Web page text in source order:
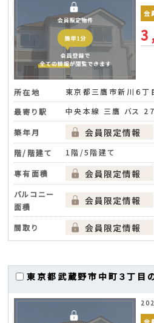
会
所在地
東京都三鷹市新川６丁
最寄り駅
中央本線 三鷹 バス
築年月
階/階建て
1階/5階建て
専有面積
バルコニー
面積
間取り
東京都武蔵野市中町３丁目